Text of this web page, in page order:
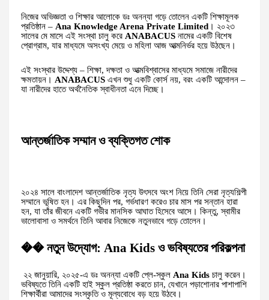
নিজের অভিজ্ঞতা ও শিক্ষার আলোকে ডঃ অনন্যা গড়ে তোলেন একটি শিক্ষামূলক
প্রতিষ্ঠান – Ana Knowledge Arena Private Limited । ২০২৩
সালের মে মাসে এই সংস্থা চালু করে ANABACUS নামের একটি বিশেষ
প্রোগ্রাম, যার মাধ্যমে অসংখ্য মেয়ে ও মহিলা আজ আত্মনির্ভর হয়ে উঠছেন।
এই সংস্থার উদ্দেশ্য – শিক্ষা, দক্ষতা ও আত্মবিশ্বাসের মাধ্যমে সমাজে নারীদের
ক্ষমতায়ন। ANABACUS এখন শুধু একটি কোর্স নয়, বরং একটি আন্দোলন –
যা নারীদের হাতে অর্থনৈতিক স্বাধীনতা এনে দিচ্ছে।
আন্তর্জাতিক সম্মান ও ব্যক্তিগত শোক
২০২৪ সালে বাংলাদেশ আন্তর্জাতিক নৃত্য উৎসবে অংশ নিয়ে তিনি সেরা নৃত্যশিল্পী
সম্মানে ভূষিত হন। এর কিছুদিন পর, গর্ভধারণ করেও চার মাস পর সন্তান হারা
হন, যা তাঁর জীবনে একটি গভীর মানসিক আঘাত হিসেবে আসে। কিন্তু, স্বামীর
ভালোবাসা ও সমর্থনে তিনি আবার নিজেকে নতুনভাবে গড়ে তোলেন।
�� নতুন উদ্যোগ: Ana Kids ও ভবিষ্যতের পরিকল্পনা
২২ জানুয়ারি, ২০২৫-এ ডঃ অনন্যা একটি প্লে-স্কুল Ana Kids চালু করেন।
ভবিষ্যতে তিনি একটি হাই স্কুল প্রতিষ্ঠা করতে চান, যেখানে পড়াশোনার পাশাপাশি
শিক্ষার্থীরা আমাদের সংস্কৃতি ও মূল্যবোধে বড় হয়ে উঠবে।